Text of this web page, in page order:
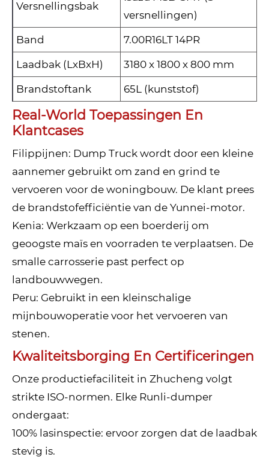
Versnellingsbak
versnellingen)
Band 7.00R16LT 14PR
Laadbak (LxBxH) 3180 x 1800 x 800 mm
Brandstoftank 65L (kunststof)
Real-World Toepassingen En
Klantcases
Filippijnen: Dump Truck wordt door een kleine
aannemer gebruikt om zand en grind te
vervoeren voor de woningbouw. De klant prees
de brandstofefficiëntie van de Yunnei-motor.
Kenia: Werkzaam op een boerderij om
geoogste maïs en voorraden te verplaatsen. De
smalle carrosserie past perfect op
landbouwwegen.
Peru: Gebruikt in een kleinschalige
mijnbouwoperatie voor het vervoeren van
stenen.
Kwaliteitsborging En Certificeringen
Onze productiefaciliteit in Zhucheng volgt
strikte ISO-normen. Elke Runli-dumper
ondergaat:
100% lasinspectie: ervoor zorgen dat de laadbak
stevig is.